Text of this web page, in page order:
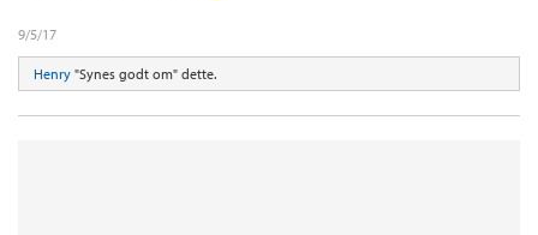
9/5/17
Henry "Synes godt om" dette.